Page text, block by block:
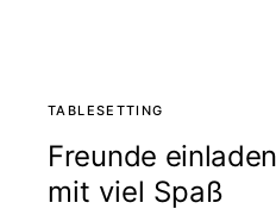
TABLESETTING
Freunde
mit viel Spaß